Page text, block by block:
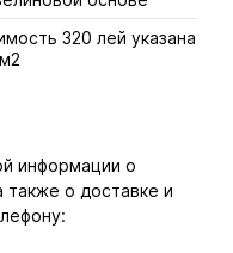
320 лей указана
информации о
также о доставке и